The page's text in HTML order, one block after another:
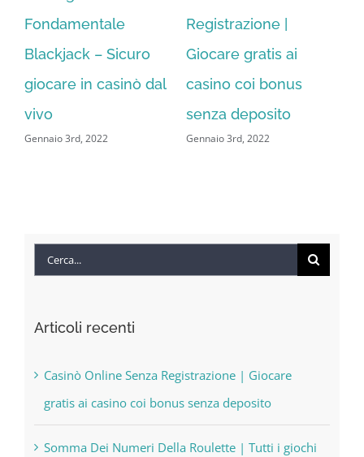
Fondamentale
Blackjack – Sicuro
giocare in casinò dal
vivo
Gennaio 3rd, 2022
Registrazione |
Giocare gratis ai
casino coi bonus
senza deposito
Gennaio 3rd, 2022
Cerca
Articoli recenti
Casinò Online Senza Registrazione | Giocare
gratis ai casino coi bonus senza deposito
Somma Dei Numeri Della Roulette | Tutti i giochi